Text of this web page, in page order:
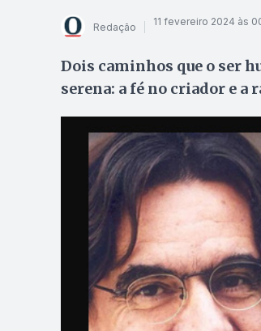
Redação 11 fevereiro 2024 às
Dois caminhos que o ser
serena: a fé no criador e